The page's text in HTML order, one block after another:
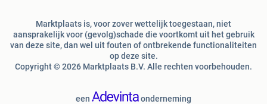
Marktplaats is, voor zover wettelijk toegestaan, niet
aansprakelijk voor (gevolg)schade die voortkomt uit het gebruik
van deze site, dan wel uit fouten of ontbrekende functionaliteiten
op deze site.
Copyright © 2026 Marktplaats B.V. Alle rechten voorbehouden.
een onderneming